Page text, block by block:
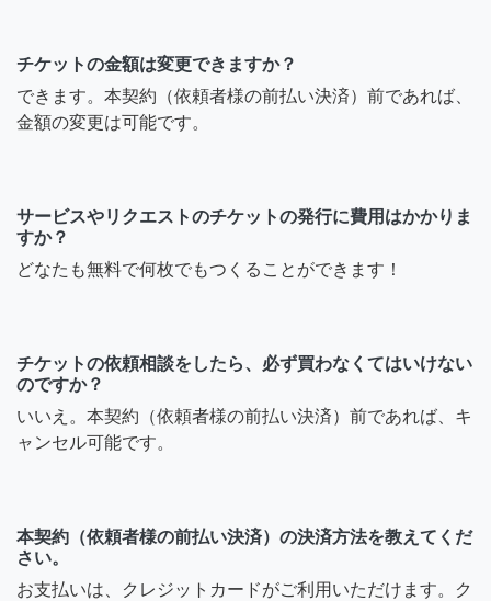
チケットの金額は変更できますか？
できます。本契約（依頼者様の前払い決済）前であれば、
金額の変更は可能です。
サービスやリクエストのチケットの発行に費用はかかりま
すか？
どなたも無料で何枚でもつくることができます！
チケットの依頼相談をしたら、必ず買わなくてはいけない
のですか？
いいえ。本契約（依頼者様の前払い決済）前であれば、キ
ャンセル可能です。
本契約（依頼者様の前払い決済）の決済方法を教えてくだ
さい。
お支払いは、クレジットカードがご利用いただけます。ク